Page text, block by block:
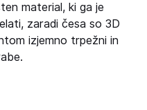
material, ki ga je
zaradi česa so 3D
izjemno trpežni in